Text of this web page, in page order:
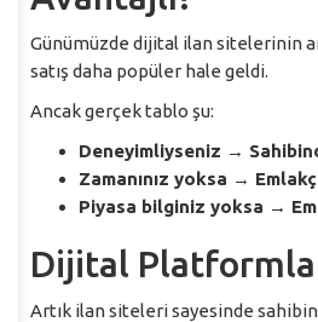
Günümüzde dijital ilan sitelerinin
satış daha popüler hale geldi.
Ancak gerçek tablo şu:
Deneyimliyseniz →
Zamanınız yoksa →
Piyasa bilginiz yoksa →
Dijital
Artık ilan siteleri sayesinde